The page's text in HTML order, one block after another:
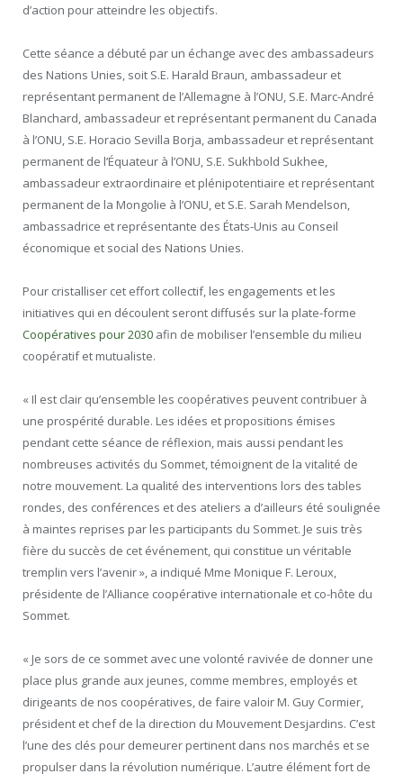
d’action pour atteindre les objectifs.
Cette séance a débuté par un échange avec des ambassadeurs
des Nations Unies, soit S.E. Harald Braun, ambassadeur et
représentant permanent de l’Allemagne à l’ONU, S.E. Marc-André
Blanchard, ambassadeur et représentant permanent du Canada
à l’ONU, S.E. Horacio Sevilla Borja, ambassadeur et représentant
permanent de l’Équateur à l’ONU, S.E. Sukhbold Sukhee,
ambassadeur extraordinaire et plénipotentiaire et représentant
permanent de la Mongolie à l’ONU, et S.E. Sarah Mendelson,
ambassadrice et représentante des États-Unis au Conseil
économique et social des Nations Unies.
Pour cristalliser cet effort collectif, les engagements et les
initiatives qui en découlent seront diffusés sur la plate-forme
Coopératives pour 2030 afin de mobiliser l’ensemble du milieu
coopératif et mutualiste.
« Il est clair qu’ensemble les coopératives peuvent contribuer à
une prospérité durable. Les idées et propositions émises
pendant cette séance de réflexion, mais aussi pendant les
nombreuses activités du Sommet, témoignent de la vitalité de
notre mouvement. La qualité des interventions lors des tables
rondes, des conférences et des ateliers a d’ailleurs été soulignée
à maintes reprises par les participants du Sommet. Je suis très
fière du succès de cet événement, qui constitue un véritable
tremplin vers l’avenir », a indiqué Mme Monique F. Leroux,
présidente de l’Alliance coopérative internationale et co-hôte du
Sommet.
« Je sors de ce sommet avec une volonté ravivée de donner une
place plus grande aux jeunes, comme membres, employés et
dirigeants de nos coopératives, de faire valoir M. Guy Cormier,
président et chef de la direction du Mouvement Desjardins. C’est
l’une des clés pour demeurer pertinent dans nos marchés et se
propulser dans la révolution numérique. L’autre élément fort de